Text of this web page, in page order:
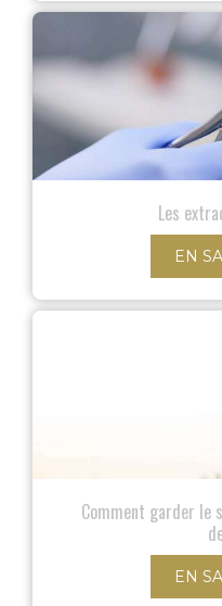
Les
EN
Comment garder le
EN